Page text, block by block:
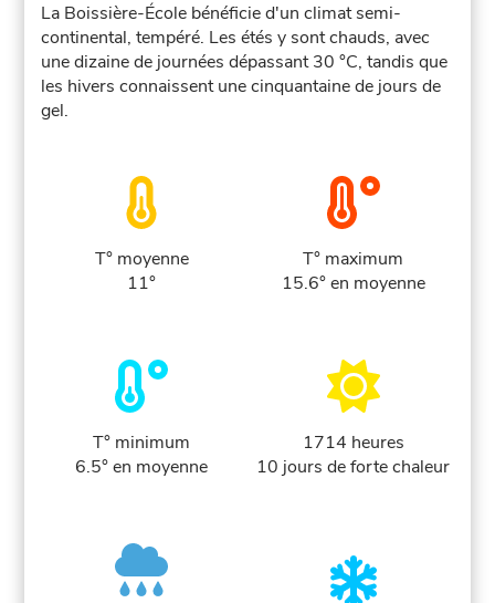
La Boissière-École bénéficie d'un climat semi-
continental, tempéré. Les étés y sont chauds, avec
une dizaine de journées dépassant 30 °C, tandis que
les hivers connaissent une cinquantaine de jours de
gel.
T° moyenne
11°
T° maximum
15.6° en moyenne
T° minimum
6.5° en moyenne
1714 heures
10 jours de forte chaleur